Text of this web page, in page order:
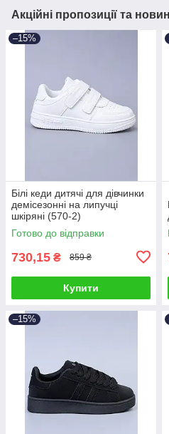
Акційні пропозиції та
–15%
Білі кеди дитячі для дівчинки
демісезонні на липучці
шкіряні (570-2)
Готово до відправки
730,15 ₴ 859 ₴
Купити
–15%